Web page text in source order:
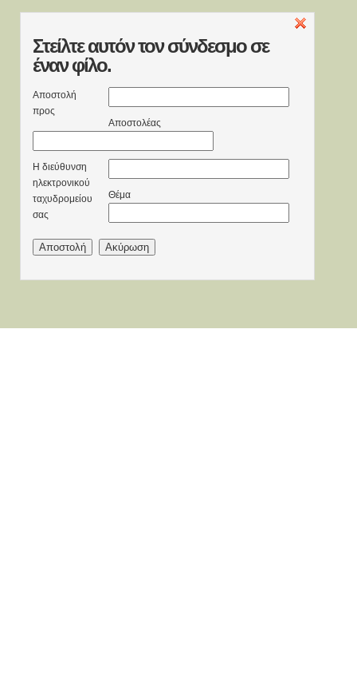
Στείλτεαυτόν τον σύνδεσμο σε
έναν φίλο.
Αποστολή
προς
Αποστολέας
Η διεύθυνση
ηλεκτρονικού
ταχυδρομείου
σας
Θέμα
Αποστολή Ακύρωση